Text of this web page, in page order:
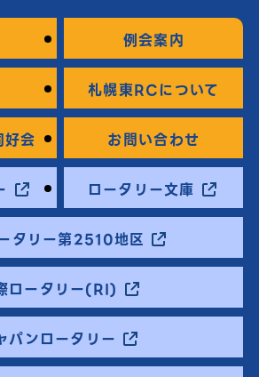
例会案内
札幌東RCについて
会 お問い合わせ
ロータリー文庫
タリー第2510地区
ロータリー(RI)
パンロータリー